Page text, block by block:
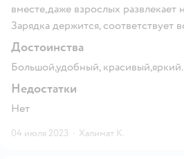
вместе,даже взрослых развлекает
Зарядка держится, соответствует
Достоинства
Большой,удобный,
Недостатки
Нет
04 июля 2023 · Халимат К.